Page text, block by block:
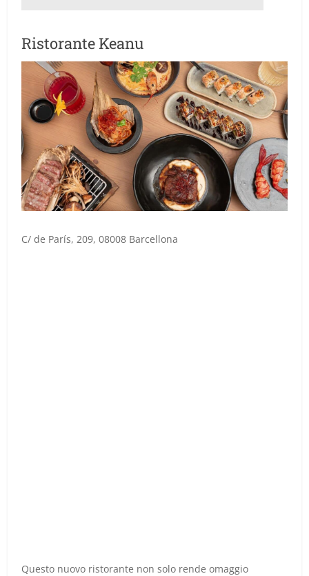
Ristorante Keanu
C/ de París, 209, 08008 Barcellona
Questo nuovo ristorante non solo rende omaggio